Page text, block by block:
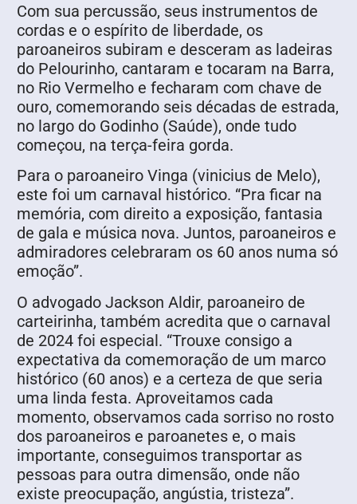
Com sua percussão, seus instrumentos de
cordas e o espírito de liberdade, os
paroaneiros subiram e desceram as ladeiras
do Pelourinho, cantaram e tocaram na Barra,
no Rio Vermelho e fecharam com chave de
ouro, comemorando seis décadas de estrada,
no largo do Godinho (Saúde), onde tudo
começou, na terça-feira gorda.
Para o paroaneiro Vinga (vinicius de Melo),
este foi um carnaval histórico. “Pra ficar na
memória, com direito a exposição, fantasia
de gala e música nova. Juntos, paroaneiros e
admiradores celebraram os 60 anos numa só
emoção”.
O advogado Jackson Aldir, paroaneiro de
carteirinha, também acredita que o carnaval
de 2024 foi especial. “Trouxe consigo a
expectativa da comemoração de um marco
histórico (60 anos) e a certeza de que seria
uma linda festa. Aproveitamos cada
momento, observamos cada sorriso no rosto
dos paroaneiros e paroanetes e, o mais
importante, conseguimos transportar as
pessoas para outra dimensão, onde não
existe preocupação, angústia, tristeza”.